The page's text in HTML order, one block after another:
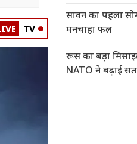
TV
सावन का पहला
मनचाहा फल
रूस का बड़ा
NATO ने बढ़ाई